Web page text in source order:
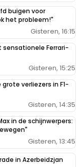
buigen voor
het probleem!"
Gisteren, 16:15
sensationele Ferrari-
Gisteren, 15:25
verliezers in F1-
Gisteren, 14:35
in de schijnwerpers:
Gisteren, 13:45
in Azerbeidzjan